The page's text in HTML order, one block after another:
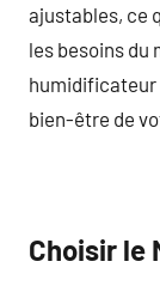
ajustables, ce
les besoins du
humidificateur
bien-être de
Choisir le